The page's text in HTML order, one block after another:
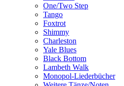
One/Two Step
Tango
Foxtrot
Shimmy
Charleston
Yale Blues
Black Bottom
Lambeth Walk
Monopol-Liederbücher